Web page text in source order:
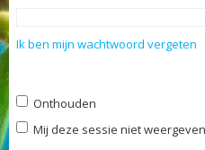
Ik ben mijn wachtwoord vergeten
Onthouden
Mij deze sessie niet